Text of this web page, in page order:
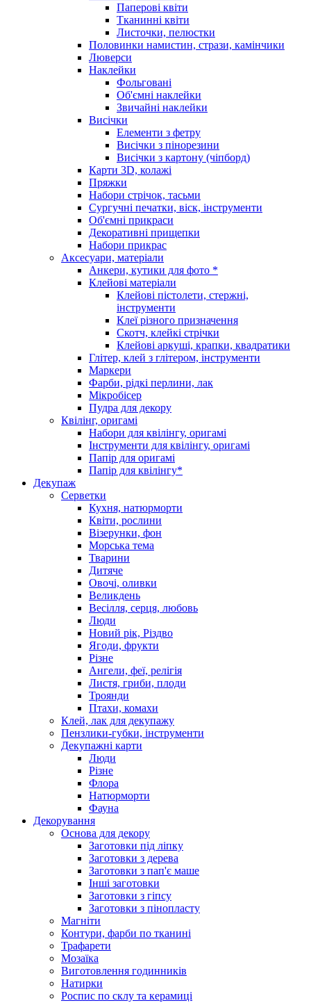
Паперові квіти
Тканинні квіти
Листочки, пелюстки
Половинки намистин, стрази, камінчики
Люверси
Наклейки
Фольговані
Об'ємні наклейки
Звичайні наклейки
Висічки
Елементи з фетру
Висічки з пінорезини
Висічки з картону (чіпборд)
Карти 3D, колажі
Пряжки
Набори стрічок, тасьми
Сургучні печатки, віск, інструменти
Об'ємні прикраси
Декоративні прищепки
Набори прикрас
Аксесуари, матеріали
Анкери, кутики для фото *
Клейові матеріали
Клейові пістолети, стержні,
інструменти
Клеї різного призначення
Скотч, клейкі стрічки
Клейові аркуші, крапки, квадратики
Глітер, клей з глітером, інструменти
Маркери
Фарби, рідкі перлини, лак
Мікробісер
Пудра для декору
Квілінг, оригамі
Набори для квілінгу, оригамі
Інструменти для квілінгу, оригамі
Папір для оригамі
Папір для квілінгу*
Декупаж
Серветки
Кухня, натюрморти
Квіти, рослини
Візерунки, фон
Морська тема
Тварини
Дитяче
Овочі, оливки
Великдень
Весілля, серця, любовь
Люди
Новий рік, Різдво
Ягоди, фрукти
Різне
Ангели, феї, релігія
Листя, гриби, плоди
Троянди
Птахи, комахи
Клей, лак для декупажу
Пензлики-губки, інструменти
Декупажні карти
Люди
Різне
Флора
Натюрморти
Фауна
Декорування
Основа для декору
Заготовки під ліпку
Заготовки з дерева
Заготовки з пап'є маше
Інші заготовки
Заготовки з гіпсу
Заготовки з пінопласту
Магніти
Контури, фарби по тканині
Трафарети
Мозаїка
Виготовлення годинників
Натирки
Роспис по склу та керамиці